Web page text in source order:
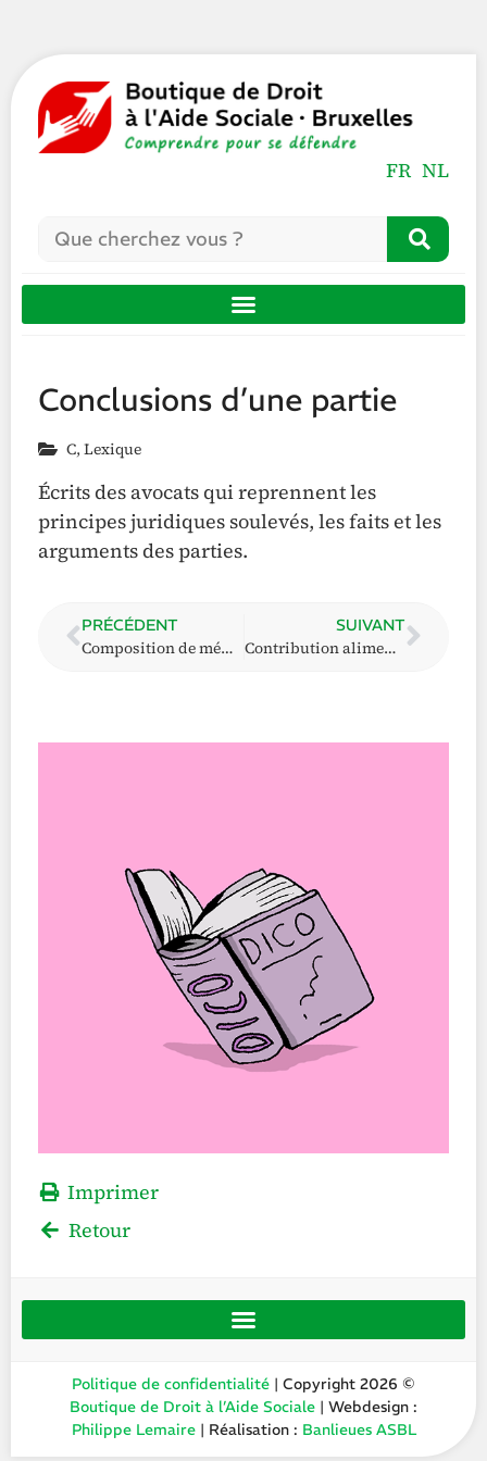
FR NL
Conclusions d’une partie
C, Lexique
Écrits des avocats qui reprennent les
principes juridiques soulevés, les faits et les
arguments des parties.
PRÉCÉDENT
Composition de ménage
SUIVANT
Contribution alimentaire
Imprimer
Retour
Politique de confidentialité | Copyright 2026 ©
Boutique de Droit à l’Aide Sociale | Webdesign :
Philippe Lemaire| Réalisation : Banlieues ASBL